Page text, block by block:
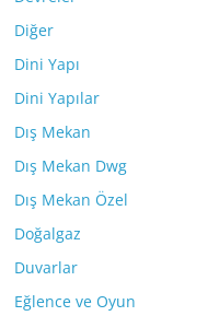
Diğer
Dini Yapı
Dini Yapılar
Dış Mekan
Dış Mekan Dwg
Dış Mekan Özel
Doğalgaz
Duvarlar
Eğlence ve Oyun